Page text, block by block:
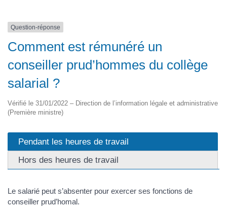
Question-réponse
Comment est rémunéré un
conseiller prud’hommes du collège
salarial ?
Vérifié le 31/01/2022 – Direction de l’information légale et administrative
(Première ministre)
Pendant les heures de travail
Hors des heures de travail
Le salarié peut s’absenter pour exercer ses fonctions de
conseiller prud’homal.